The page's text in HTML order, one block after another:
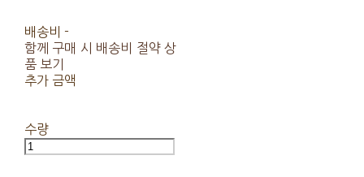
배송비 -
함께 구매 시 배송비 절약 상
품 보기
추가 금액
수량